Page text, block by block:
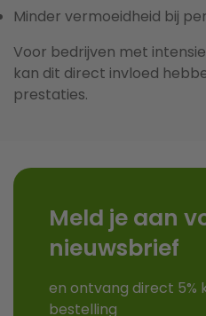
Minder vermoeidheid bij
Voor bedrijven met
kan dit direct invloed
prestaties.
Meld je aan
nieuwsbrief
en ontvang direct 5%
bestelling